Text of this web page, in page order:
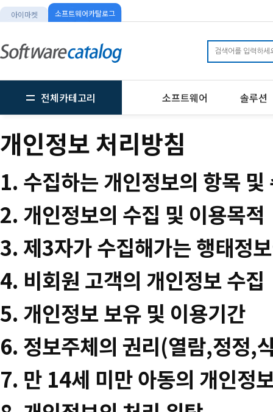
아이마켓 소프트웨어카탈로그
전체카테고리 소프트웨어 솔루션
개인정보 처리방침
1. 수집하는 개인정보의 항목 및
2. 개인정보의 수집 및 이용목적
3. 제3자가 수집해가는 행태정
4. 비회원 고객의 개인정보 수집
5. 개인정보 보유 및 이용기간
6. 정보주체의 권리(열람,정정,
7. 만 14세 미만 아동의 개인정